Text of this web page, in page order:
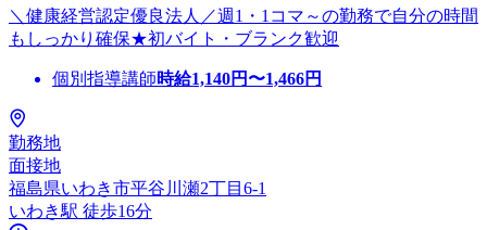
＼健康経営認定優良法人／週1・1コマ～の勤務で自分の時間
もしっかり確保★初バイト・ブランク歓迎
個別指導講師時給1,140円〜1,466円
勤務地
面接地
福島県いわき市平谷川瀬2丁目6-1
いわき駅 徒歩16分